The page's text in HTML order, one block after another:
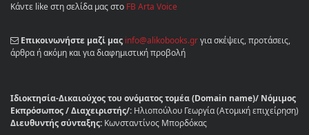
Κάντε like στη σελίδα μας στο FB Arta Voice
Επικοινωνήστε μαζί μας info@alikobooks.grγια σκέψεις, προτάσεις,
άρθρα ή ακόμη και για διαφημιστική προβολή
Ιδιοκτησία-Δικαιούχος του ονόματος τομέα (Domain name)/ Νόμιμος
Εκπρόσωπος / Διαχειριστής/: Ηλιοπούλου Γεωργία (Ατομική επιχείρηση)
Διευθυντής σύνταξης: Κωνσταντίνος Μπορδόκας